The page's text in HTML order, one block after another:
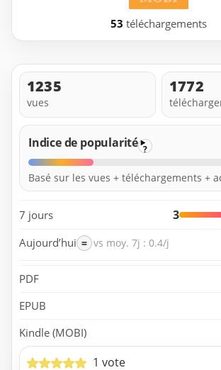
53 téléchargements
1235
vues
1772
Indice de popularité ?
Basé sur les vues + téléchargements +
7 jours 3
Aujourd’hui = vs moy. 7j : 0.4/j
PDF
EPUB
Kindle (MOBI)
1 vote